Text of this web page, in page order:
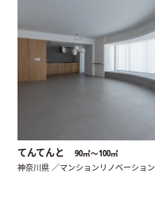
てんてんと 90㎡〜100㎡
神奈川県 ／マンションリノベーション